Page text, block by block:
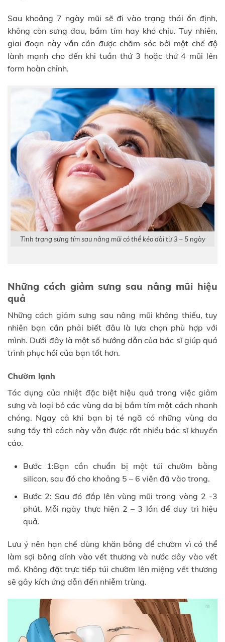
Sau khoảng 7 ngày mũi sẽ đi vào trạng thái ổn định,
không còn sưng đau, bầm tím hay khó chịu. Tuy nhiên,
giai đoạn này vẫn cần được chăm sóc bởi một chế độ
lành mạnh cho đến khi tuần thứ 3 hoặc thứ 4 mũi lên
form hoàn chỉnh.
Tình trạng sưng tím sau nâng mũi có thể kéo dài từ 3 – 5 ngày
Những cách giảm sưng sau nâng mũi hiệu
quả
Những cách giảm sưng sau nâng mũi không thiếu, tuy
nhiên bạn cần phải biết đâu là lựa chọn phù hợp với
mình. Dưới đây là một số hướng dẫn của bác sĩ giúp quá
trình phục hồi của bạn tốt hơn.
Chườm lạnh
Tác dụng của nhiệt đặc biệt hiệu quả trong việc giảm
sưng và loại bỏ các vùng da bị bầm tím một cách nhanh
chóng. Ngay cả khi bạn bị té ngã có những vùng da
sưng tấy thì cách này vẫn được rất nhiều bác sĩ khuyến
cáo.
Bước 1:Bạn cần chuẩn bị một túi chườm bằng
silicon, sau đó cho khoảng 5 – 6 viên đã vào trong.
Bước 2: Sau đó đắp lên vùng mũi trong vòng 2 -3
phút. Mỗi ngày thực hiện 2 – 3 lần để duy trì hiệu
quả.
Lưu ý nên hạn chế dùng khăn bông để chườm vì có thể
làm sợi bông dính vào vết thương và nước dây vào vết
mổ. Không đặt trực tiếp túi chườm lên miệng vết thương
sẽ gây kích ứng dẫn đến nhiễm trùng.